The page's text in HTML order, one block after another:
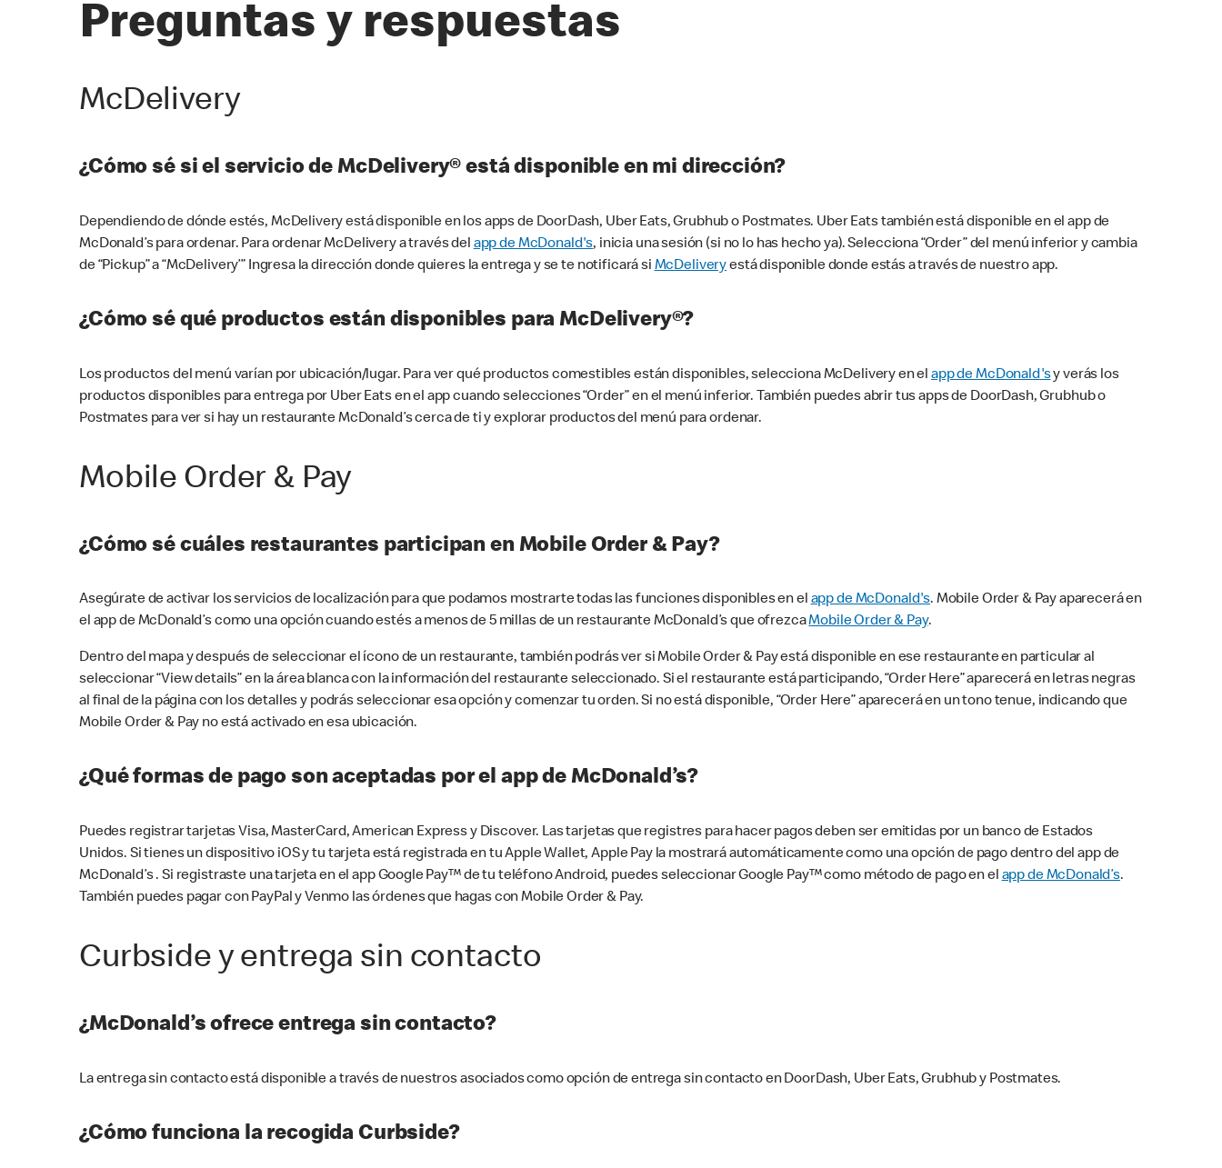
Preguntas y respuestas
McDelivery
¿Cómo sé si el servicio de McDelivery® está disponible en mi dirección?
Dependiendo de dónde estés, McDelivery está disponible en los apps de DoorDash, Uber Eats, Grubhub o Postmates. Uber Eats también está disponible en el app de
McDonald’s para ordenar. Para ordenar McDelivery a través del app de McDonald's, inicia una sesión (si no lo has hecho ya). Selecciona “Order” del menú inferior y cambia
de “Pickup” a “McDelivery’” Ingresa la dirección donde quieres la entrega y se te notificará si McDeliveryestá disponible donde estás a través de nuestro app.
¿Cómo sé qué productos están disponibles para McDelivery®?
Los productos del menú varían por ubicación/lugar. Para ver qué productos comestibles están disponibles, selecciona McDelivery en elapp de McDonald'sy verás los
productos disponibles para entrega por Uber Eats en el app cuando selecciones “Order” en el menú inferior. También puedes abrir tus apps de DoorDash, Grubhub o
Postmates para ver si hay un restaurante McDonald’s cerca de ti y explorar productos del menú para ordenar.
Mobile Order & Pay
¿Cómo sé cuáles restaurantes participan en Mobile Order & Pay?
Asegúrate de activar los servicios de localización para que podamos mostrarte todas las funciones disponibles en elapp de McDonald's. Mobile Order & Pay aparecerá en
el app de McDonald’s como una opción cuando estés a menos de 5 millas de un restaurante McDonald’s que ofrezcaMobile Order & Pay.
Dentro del mapa y después de seleccionar el ícono de un restaurante, también podrás ver si Mobile Order & Pay está disponible en ese restaurante en particular al
seleccionar “View details” en la área blanca con la información del restaurante seleccionado. Si el restaurante está participando, “Order Here” aparecerá en letras negras
al final de la página con los detalles y podrás seleccionar esa opción y comenzar tu orden. Si no está disponible, “Order Here” aparecerá en un tono tenue, indicando que
Mobile Order & Pay no está activado en esa ubicación.
¿Qué formas de pago son aceptadas por el app de McDonald’s?
Puedes registrar tarjetas Visa, MasterCard, American Express y Discover. Las tarjetas que registres para hacer pagos deben ser emitidas por un banco de Estados
Unidos. Si tienes un dispositivo iOS y tu tarjeta está registrada en tu Apple Wallet, Apple Pay la mostrará automáticamente como una opción de pago dentro del app de
McDonald’s . Si registraste una tarjeta en el app Google Pay™ de tu teléfono Android, puedes seleccionar Google Pay™ como método de pago en elapp de McDonald’s.
También puedes pagar con PayPal y Venmo las órdenes que hagas con Mobile Order & Pay.
Curbside y entrega sin contacto
¿McDonald’s ofrece entrega sin contacto?
La entrega sin contacto está disponible a través de nuestros asociados como opción de entrega sin contacto en DoorDash, Uber Eats, Grubhub y Postmates.
¿Cómo funciona la recogida Curbside?